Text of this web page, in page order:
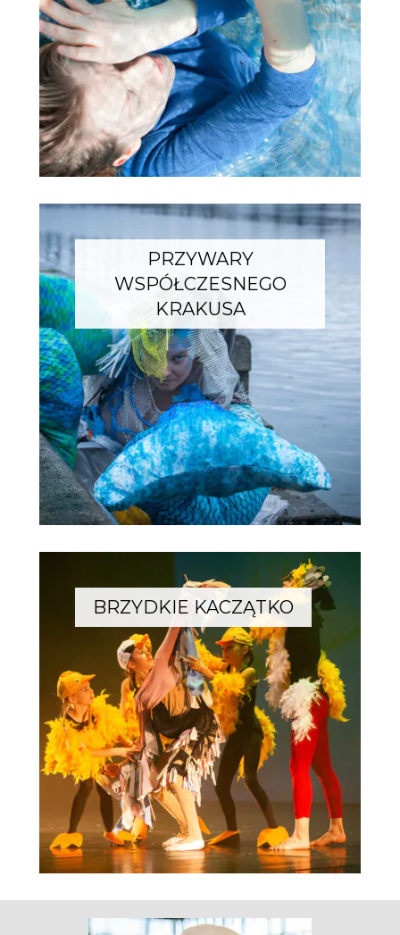
PRZYWARY
WSPÓŁCZESNEGO
KRAKUSA
BRZYDKIE KACZĄTKO